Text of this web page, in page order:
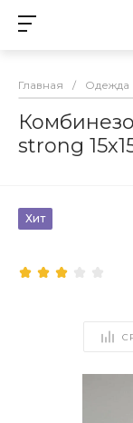
Главная / Одежда
strong
Хит